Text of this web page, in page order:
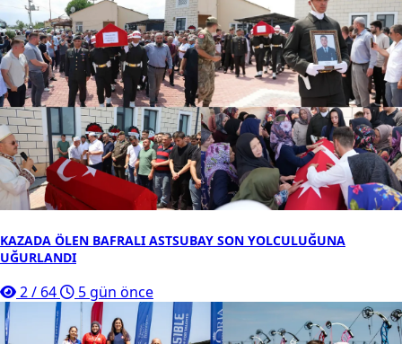
KAZADA ÖLEN BAFRALI ASTSUBAY SON YOLCULUĞUNA
UĞURLANDI
2/ 64 5 gün önce